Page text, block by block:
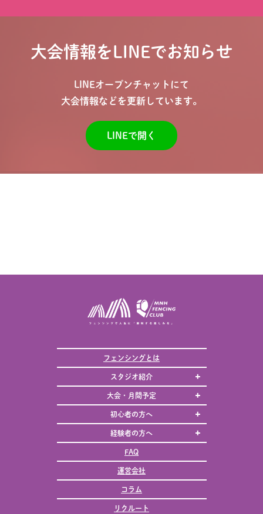
大会情報をLINEでお知らせ
LINEオープンチャットにて
大会情報などを更新しています。
LINEで開く
フェンシングとは
スタジオ紹介
大会・月間予定
初心者の方へ
経験者の方へ
FAQ
運営会社
コラム
リクルート